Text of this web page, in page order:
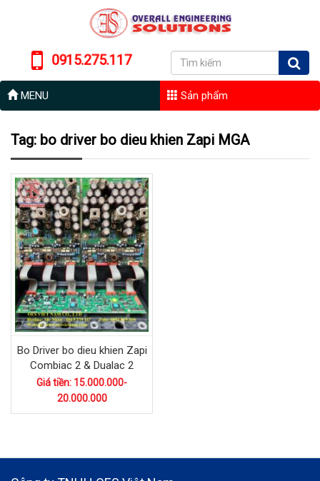
0915.275.117
MENU Sản phẩm
Tag: bo driver bo dieu khien Zapi MGA
Bo Driver bo dieu khien Zapi
Combiac 2 & Dualac 2
Giá tiền: 15.000.000-
20.000.000